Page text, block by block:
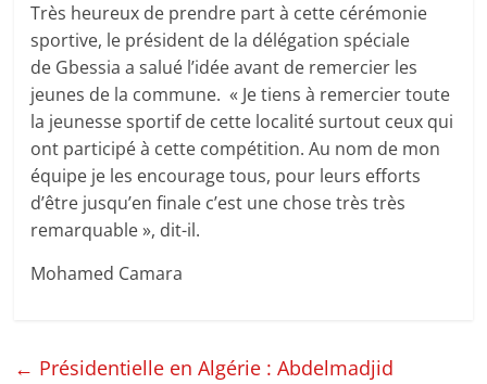
Très heureux de prendre part à cette cérémonie
sportive, le président de la délégation spéciale
de Gbessia a salué l’idée avant de remercier les
jeunes de la commune. « Je tiens à remercier toute
la jeunesse sportif de cette localité surtout ceux qui
ont participé à cette compétition. Au nom de mon
équipe je les encourage tous, pour leurs efforts
d’être jusqu’en finale c’est une chose très très
remarquable », dit-il.
Mohamed Camara
← Présidentielle en Algérie : Abdelmadjid